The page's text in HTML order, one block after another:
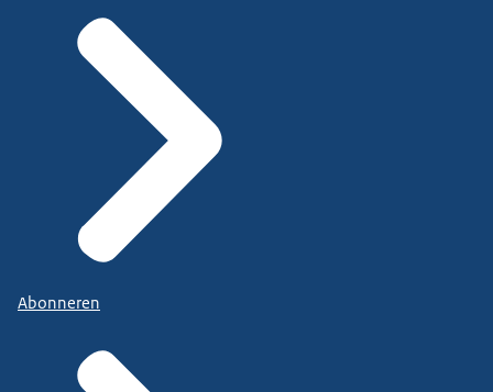
Abonneren